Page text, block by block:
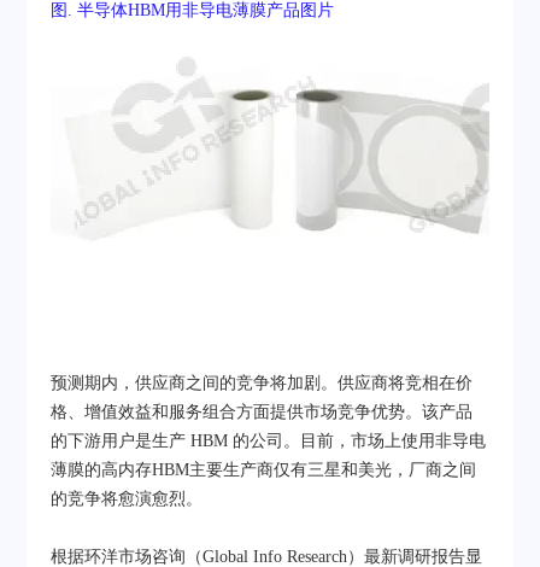
图. 半导体HBM用非导电薄膜产品图片
预测期内，供应商之间的竞争将加剧。供应商将竞相在价
格、增值效益和服务组合方面提供市场竞争优势。该产品
的下游用户是生产 HBM 的公司。目前，市场上使用非导电
薄膜的高内存HBM主要生产商仅有三星和美光，厂商之间
的竞争将愈演愈烈。
根据环洋市场咨询（Global Info Research）最新调研报告显